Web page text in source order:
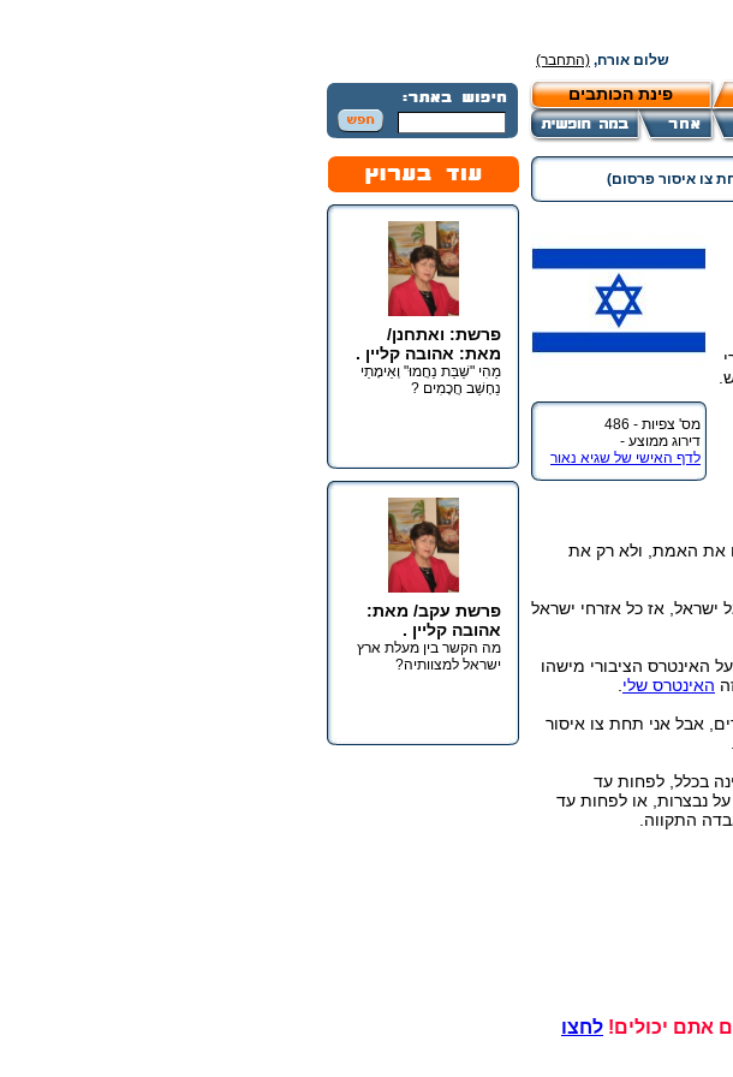
שלום אורח, (התחבר)
פינת הכותבים
מס' צפיות - 486
דירוג ממוצע -
לדף האישי של שגיא נאור
יידעו את האמת, ולא רק את
לגבי דגל ישראל, אז כל אזרחי ישראל
על האינטרס הציבורי מישהו
האינטרס שלי
המון דברים, אבל אני תחת צו איסור
בכלל, לפחות עד
נבצרות, או לפחות עד
התקווה.
אתם יכולים! לחצו
פרשת: ואתחנן/
מאת: אהובה קליין .
מַהִי "שַׁבַּת נַחֲמוּ" וְאֵימָתַי
נֵחָשֵׁב חֲכָמִים ?
פרשת עקב/ מאת:
אהובה קליין .
מה הקשר בין מעלת ארץ
ישראל למצוותיה?